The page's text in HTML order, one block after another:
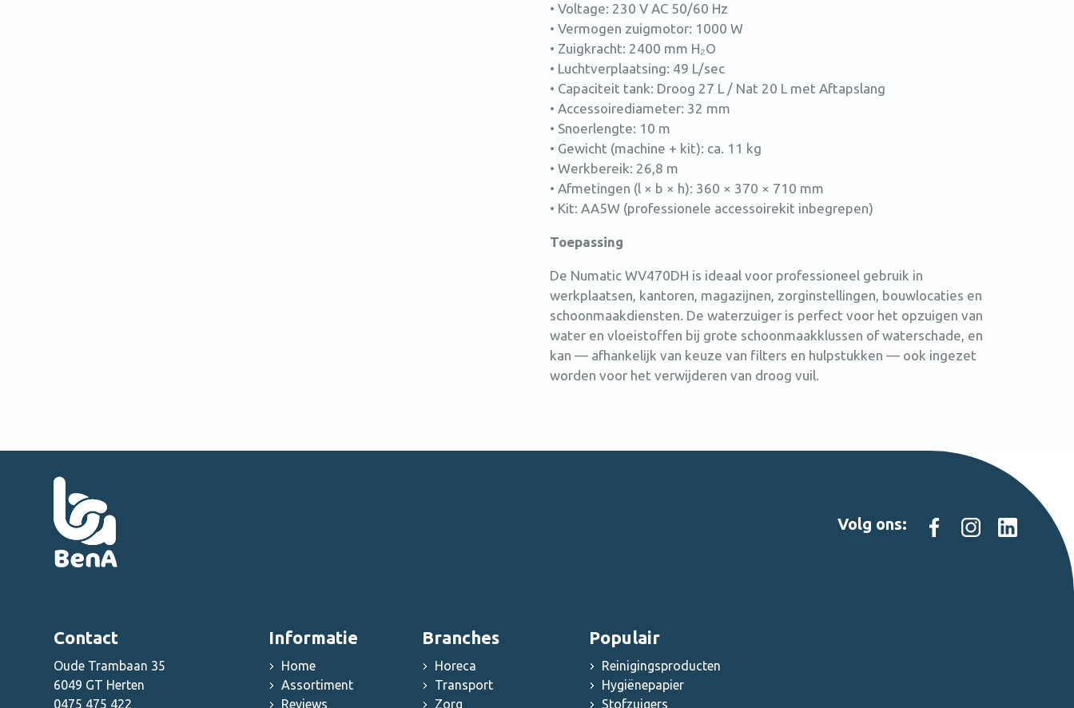
• Voltage: 230 V AC 50/60 Hz
• Vermogen zuigmotor: 1000 W
• Zuigkracht: 2400 mm H₂O
• Luchtverplaatsing: 49 L/sec
• Capaciteit tank: Droog 27 L / Nat 20 L met Aftapslang
• Accessoirediameter: 32 mm
• Snoerlengte: 10 m
• Gewicht (machine + kit): ca. 11 kg
• Werkbereik: 26,8 m
• Afmetingen (l × b × h): 360 × 370 × 710 mm
• Kit: AA5W (professionele accessoirekit inbegrepen)
Toepassing
De Numatic WV470DH is ideaal voor professioneel gebruik in
werkplaatsen, kantoren, magazijnen, zorginstellingen, bouwlocaties en
schoonmaakdiensten. De waterzuiger is perfect voor het opzuigen van
water en vloeistoffen bij grote schoonmaakklussen of waterschade, en
kan — afhankelijk van keuze van filters en hulpstukken — ook ingezet
worden voor het verwijderen van droog vuil.
Volg ons:
Contact
Oude Trambaan 35
6049 GT Herten
0475 475 422
Informatie
Home
Assortiment
Reviews
Branches
Horeca
Transport
Zorg
Populair
Reinigingsproducten
Hygiënepapier
Stofzuigers